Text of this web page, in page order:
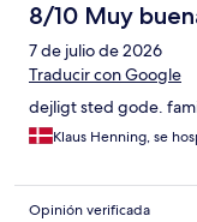
8/10 Muy
7 de julio de 2026
Traducir con Google
dejligt sted gode.
Klaus Henning, se
Opinión verificada